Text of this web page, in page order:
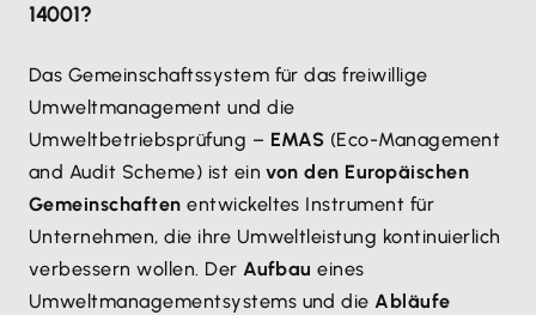
14001?
Das Gemeinschaftssystem für das freiwillige
Umweltmanagement und die
Umweltbetriebsprüfung – EMAS (Eco-Management
and Audit Scheme) ist einvon den Europäischen
Gemeinschaften entwickeltes Instrument für
Unternehmen, die ihre Umweltleistung kontinuierlich
verbessern wollen. DerAufbau eines
Umweltmanagementsystems und dieAbläufe